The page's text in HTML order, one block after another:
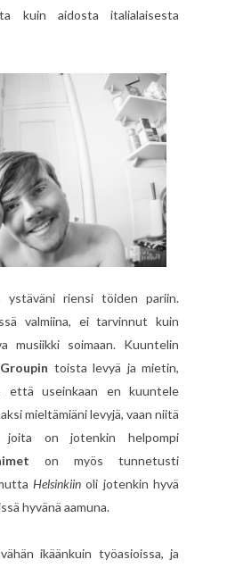
kuin aidosta italialaisesta
ystäväni riensi töiden pariin.
valmiina, ei tarvinnut kuin
musiikki soimaan. Kuuntelin
toista levyä ja mietin,
että useinkaan en kuuntele
mieltämiäni levyjä, vaan niitä
joita on jotenkin helpompi
on myös tunnetusti
Helsinkiin oli jotenkin hyvä
hyvänä aamuna.
ikäänkuin työasioissa, ja